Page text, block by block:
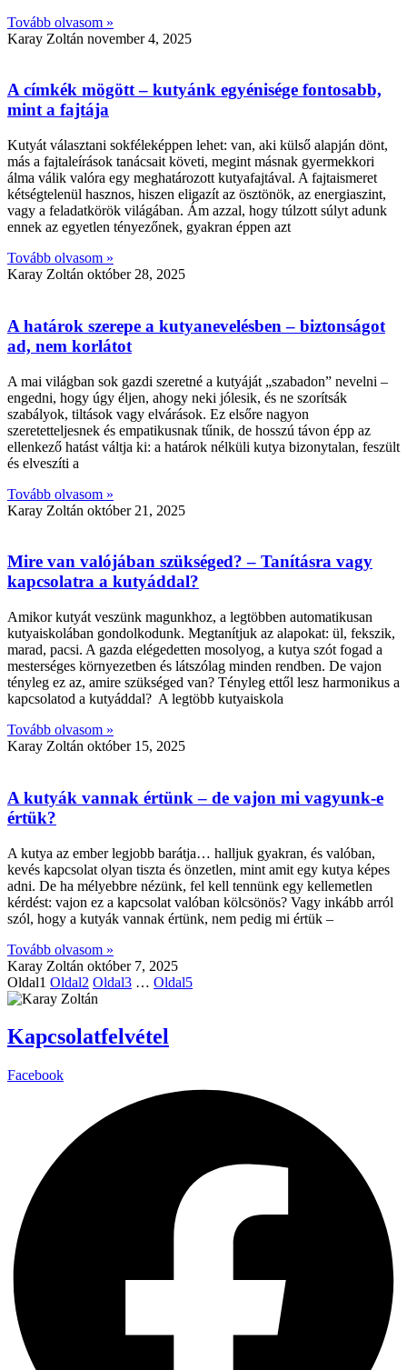
Tovább olvasom »
Karay Zoltán november 4, 2025
A címkék mögött – kutyánk egyénisége fontosabb,
mint a fajtája
Kutyát választani sokféleképpen lehet: van, aki külső alapján dönt,
más a fajtaleírások tanácsait követi, megint másnak gyermekkori
álma válik valóra egy meghatározott kutyafajtával. A fajtaismeret
kétségtelenül hasznos, hiszen eligazít az ösztönök, az energiaszint,
vagy a feladatkörök világában. Ám azzal, hogy túlzott súlyt adunk
ennek az egyetlen tényezőnek, gyakran éppen azt
Tovább olvasom »
Karay Zoltán október 28, 2025
A határok szerepe a kutyanevelésben – biztonságot
ad, nem korlátot
A mai világban sok gazdi szeretné a kutyáját „szabadon” nevelni –
engedni, hogy úgy éljen, ahogy neki jólesik, és ne szorítsák
szabályok, tiltások vagy elvárások. Ez elsőre nagyon
szeretetteljesnek és empatikusnak tűnik, de hosszú távon épp az
ellenkező hatást váltja ki: a határok nélküli kutya bizonytalan, feszült
és elveszíti a
Tovább olvasom »
Karay Zoltán október 21, 2025
Mire van valójában szükséged? – Tanításra vagy
kapcsolatra a kutyáddal?
Amikor kutyát veszünk magunkhoz, a legtöbben automatikusan
kutyaiskolában gondolkodunk. Megtanítjuk az alapokat: ül, fekszik,
marad, pacsi. A gazda elégedetten mosolyog, a kutya szót fogad a
mesterséges környezetben és látszólag minden rendben. De vajon
tényleg ez az, amire szükséged van? Tényleg ettől lesz harmonikus a
kapcsolatod a kutyáddal? A legtöbb kutyaiskola
Tovább olvasom »
Karay Zoltán október 15, 2025
A kutyák vannak értünk – de vajon mi vagyunk-e
értük?
A kutya az ember legjobb barátja… halljuk gyakran, és valóban,
kevés kapcsolat olyan tiszta és önzetlen, mint amit egy kutya képes
adni. De ha mélyebbre nézünk, fel kell tennünk egy kellemetlen
kérdést: vajon ez a kapcsolat valóban kölcsönös? Vagy inkább arról
szól, hogy a kutyák vannak értünk, nem pedig mi értük –
Tovább olvasom »
Karay Zoltán október 7, 2025
Oldal1 Oldal2 Oldal3 … Oldal5
Kapcsolatfelvétel
Facebook